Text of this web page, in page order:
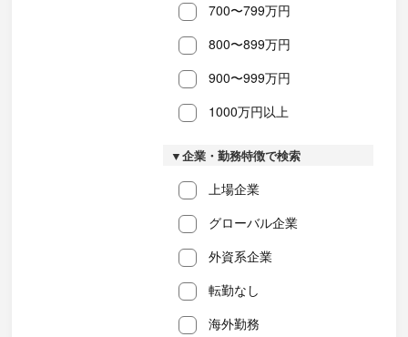
700〜799万円
800〜899万円
900〜999万円
1000万円以上
▼企業・勤務特徴で検索
上場企業
グローバル企業
外資系企業
転勤なし
海外勤務